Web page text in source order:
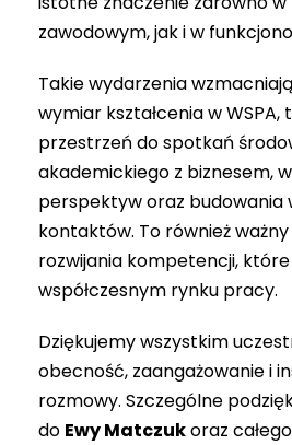
zawodowym, jak i w
Takie wydarzenia
wymiar kształcenia w WSPA,
przestrzeń do spotkań
akademickiego z biznesem,
perspektyw oraz budowania
kontaktów. To również
rozwijania kompetencji,
współczesnym rynku pracy.
Dziękujemy wszystkim
obecność, zaangażowanie i
rozmowy. Szczególne
do Ewy Matczukoraz